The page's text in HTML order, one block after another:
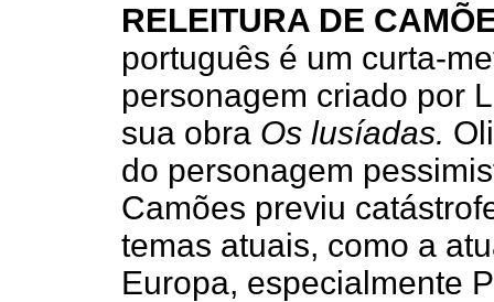
RELEITURA DE
português é um curta-
personagem criado por
sua obra Os lusíadas.
do personagem
Camões previu
temas atuais, como a
Europa, especialmente